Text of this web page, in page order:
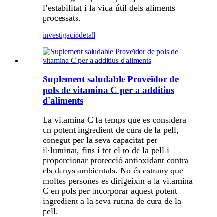
l’estabilitat i la vida útil dels aliments
processats.
investigaciódetall
Suplement saludable Proveïdor de
pols de vitamina C per a additius
d'aliments
La vitamina C fa temps que es considera
un potent ingredient de cura de la pell,
conegut per la seva capacitat per
il·luminar, fins i tot el to de la pell i
proporcionar protecció antioxidant contra
els danys ambientals. No és estrany que
moltes persones es dirigeixin a la vitamina
C en pols per incorporar aquest potent
ingredient a la seva rutina de cura de la
pell.